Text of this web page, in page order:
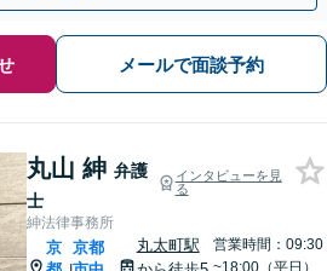
メールで面談予約
丸山 紳 弁護
士
インタビューを見
る
紳法律事務所
京 京都
丸太町駅
営業時間：09:30
~18:00（平日）